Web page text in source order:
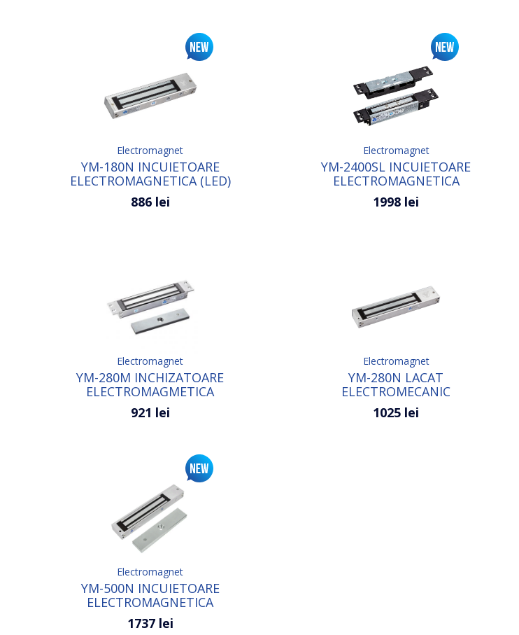
Electromagnet
YM-180N INCUIETOARE
ELECTROMAGNETICA (LED)
886 lei
Electromagnet
YM-2400SL INCUIETOARE
ELECTROMAGNETICA
1998 lei
Electromagnet
YM-280M INCHIZATOARE
ELECTROMAGMETICA
921 lei
Electromagnet
YM-280N LACAT
ELECTROMECANIC
1025 lei
Electromagnet
YM-500N INCUIETOARE
ELECTROMAGNETICA
1737 lei